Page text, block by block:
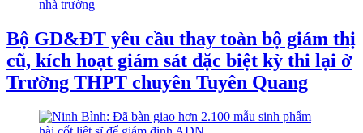
Bộ GD&ĐT yêu cầu thay toàn bộ giám thị
cũ, kích hoạt giám sát đặc biệt kỳ thi lại ở
Trường THPT chuyên Tuyên Quang